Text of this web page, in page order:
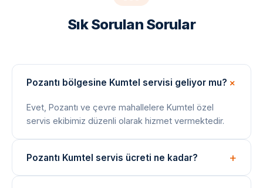
Sık Sorulan Sorular
Pozantı bölgesine Kumtel servisi geliyor mu?
Evet, Pozantı ve çevre mahallelere Kumtel özel
servis ekibimiz düzenli olarak hizmet vermektedir.
Pozantı Kumtel servis ücreti ne kadar?